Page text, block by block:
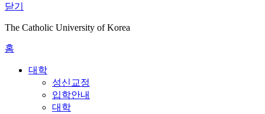
닫기
The Catholic University of Korea
홈
대학
성신교정
입학안내
대학